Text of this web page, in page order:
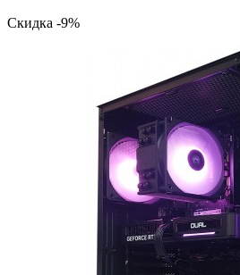
Скидка -9%